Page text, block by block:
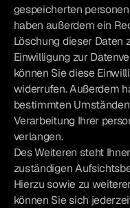
gespeicherten
haben außerdem ein
Löschung dieser Daten
Einwilligung zur
können Sie diese
widerrufen. Außerdem
bestimmten
Verarbeitung Ihrer
verlangen.
Des Weiteren steht
zuständigen
Hierzu sowie zu
können Sie sich